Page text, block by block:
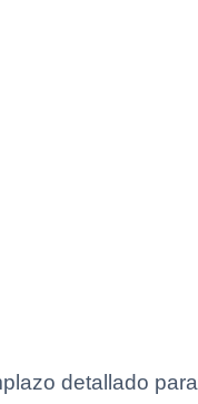
detallado para